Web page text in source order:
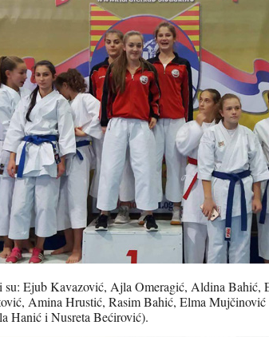
su: Ejub Kavazović, Ajla Omeragić, Aldina Bahić,
Amina Hrustić, Rasim Bahić, Elma Mujčinović
Hanić i Nusreta Bećirović).